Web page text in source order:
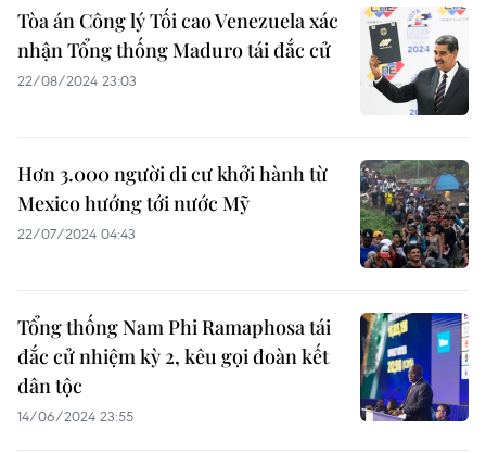
Tòa án Công lý Tối cao Venezuela xác
nhận Tổng thống Maduro tái đắc cử
22/08/2024 23:03
Hơn 3.000 người di cư khởi hành từ
Mexico hướng tới nước Mỹ
22/07/2024 04:43
Tổng thống Nam Phi Ramaphosa tái
đắc cử nhiệm kỳ 2, kêu gọi đoàn kết
dân tộc
14/06/2024 23:55